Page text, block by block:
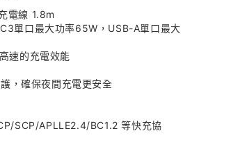
電線 1.8m
單口最大功率65W，USB-A單口最大
速的充電效能
，確保夜間充電更安全
SCP/APLLE2.4/BC1.2 等快充協